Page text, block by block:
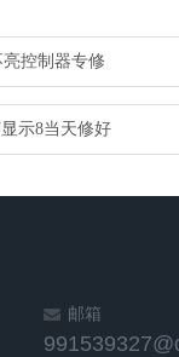
控制器专修
示8当天修好
邮箱